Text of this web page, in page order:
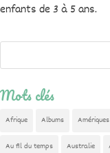
enfants de 3 à 5 ans.
Mots clés
Afrique Albums Amériques
Au fil du temps Australie